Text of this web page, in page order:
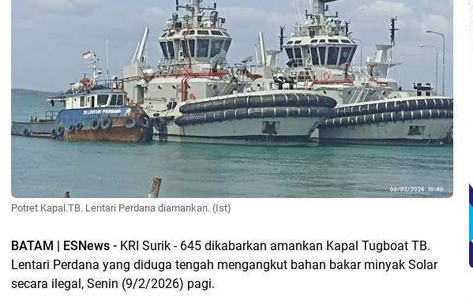
Potret Kapal.TB. Lentari Perdana diamankan. (Ist)
BATAM | ESNews - KRI Surik - 645 dikabarkan amankan Kapal Tugboat TB.
Lentari Perdana yang diduga tengah mengangkut bahan bakar minyak Solar
secara ilegal, Senin (9/2/2026) pagi.